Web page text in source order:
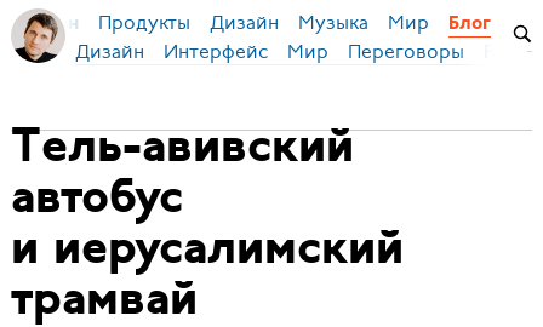
Бирман Продукты Дизайн Музыка Мир Блог
Дизайн Интерфейс Мир Переговоры
Тель-авивский
автобус
и иерусалимский
трамвай